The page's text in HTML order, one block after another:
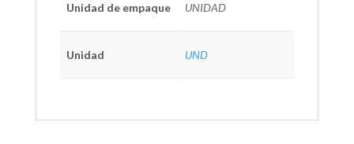
Unidad de empaque UNIDAD
Unidad UND